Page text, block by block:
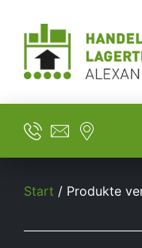
Start / Produkte